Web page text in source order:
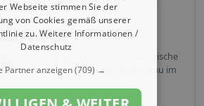
Marken
ordnen wir konkrete chinesische
inklusive Ausstattung und Preisniveau im
Webseite stimmen Sie der
von Cookies gemäß unserer
zu.Weitere Informationen /
Datenschutz
Partner anzeigen(709) →